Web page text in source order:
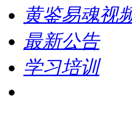
黄鉴易魂视
最新公告
学习培训